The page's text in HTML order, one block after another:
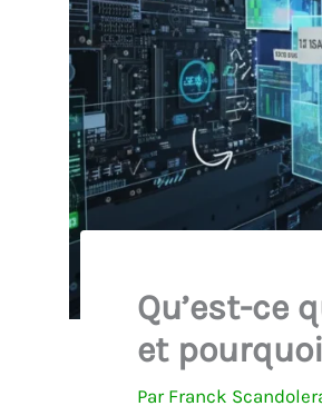
Qu’est-ce
et
Par Franck